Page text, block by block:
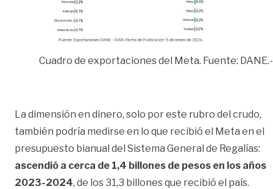
Cuadro de exportaciones del Meta. Fuente:
La dimensión en dinero, solo por este rubro del crudo,
también podría medirse en lo que recibió el Meta en el
presupuesto bianual del Sistema General de Regalías:
ascendió a cerca de 1,4 billones de pesos en los años
2023-2024, de los 31,3 billones que recibió el país.